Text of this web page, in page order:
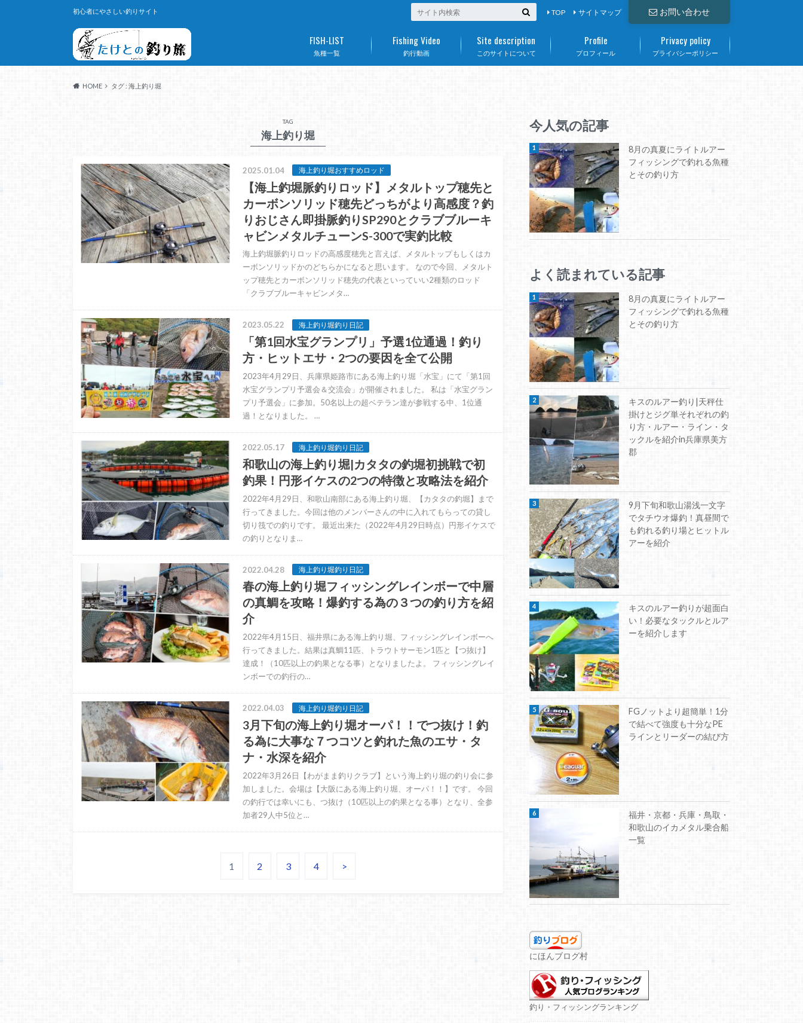
初心者にやさしい釣りサイト お問い合わせ
TOP サイトマップ
魚種一覧
FISH-LIST
釣行動画
Fishing Video
このサイトについて
Site description
プロフィール
Profile
プライバシーポリシー
Privacy policy
HOME タグ : 海上釣り堀
TAG
海上釣り堀
2025.01.04 海上釣り堀おすすめロッド
【海上釣堀脈釣りロッド】メタルトップ穂先と
カーボンソリッド穂先どっちがより高感度？釣
りおじさん即掛脈釣りSP290とクラブブルーキ
ャビンメタルチューンS-300で実釣比較
海上釣堀脈釣りロッドの高感度穂先と言えば、メタルトップもしくはカ
ーボンソリッドかのどちらかになると思います。 なので今回、メタルト
ップ穂先とカーボンソリッド穂先の代表といっていい2種類のロッド
「クラブブルーキャビンメタ…
2023.05.22 海上釣り堀釣り日記
「第1回水宝グランプリ」予選1位通過！釣り
方・ヒットエサ・2つの要因を全て公開
2023年4月29日、兵庫県姫路市にある海上釣り堀「水宝」にて「第1回
水宝グランプリ予選会＆交流会」が開催されました。 私は「水宝グラン
プリ予選会」に参加。50名以上の超ベテラン達が参戦する中、1位通
過！となりました。 …
2022.05.17 海上釣り堀釣り日記
和歌山の海上釣り堀|カタタの釣堀初挑戦で初
釣果！円形イケスの2つの特徴と攻略法を紹介
2022年4月29日、和歌山南部にある海上釣り堀、【カタタの釣堀】まで
行ってきました。今回は他のメンバーさんの中に入れてもらっての貸し
切り筏での釣りです。 最近出来た（2022年4月29日時点）円形イケスで
の釣りとなりま…
2022.04.28 海上釣り堀釣り日記
春の海上釣り堀フィッシングレインボーで中層
の真鯛を攻略！爆釣する為の３つの釣り方を紹
介
2022年4月15日、福井県にある海上釣り堀、フィッシングレインボーへ
行ってきました。結果は真鯛11匹、トラウトサーモン1匹と【つ抜け】
達成！（10匹以上の釣果となる事）となりましたよ。 フィッシングレイ
ンボーでの釣行の…
2022.04.03 海上釣り堀釣り日記
3月下旬の海上釣り堀オーパ！！でつ抜け！釣
る為に大事な７つコツと釣れた魚のエサ・タ
ナ・水深を紹介
2022年3月26日【わがまま釣りクラブ】という海上釣り堀の釣り会に参
加しました。会場は【大阪にある海上釣り堀、オーパ！！】です。 今回
の釣行では幸いにも、つ抜け（10匹以上の釣果となる事）となり、全参
加者29人中5位と…
1 2 3 4 >
今人気の記事
8月の真夏にライトルアー
フィッシングで釣れる魚種
とその釣り方
よく読まれている記事
8月の真夏にライトルアー
フィッシングで釣れる魚種
とその釣り方
キスのルアー釣り|天秤仕
掛けとジグ単それぞれの釣
り方・ルアー・ライン・タ
ックルを紹介in兵庫県美方
郡
9月下旬和歌山湯浅一文字
でタチウオ爆釣！真昼間で
も釣れる釣り場とヒットル
アーを紹介
キスのルアー釣りが超面白
い！必要なタックルとルア
ーを紹介します
FGノットより超簡単！1分
で結べて強度も十分なPE
ラインとリーダーの結び方
福井・京都・兵庫・鳥取・
和歌山のイカメタル乗合船
一覧
にほんブログ村
釣り・フィッシングランキング